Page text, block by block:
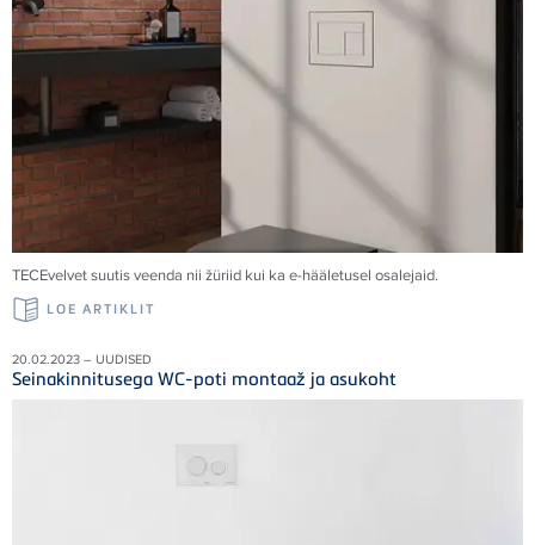
TECEvelvet suutis veenda nii žüriid kui ka e-hääletusel osalejaid.
LOE ARTIKLIT
20.02.2023 – UUDISED
Seinakinnitusega WC-poti montaaž ja asukoht